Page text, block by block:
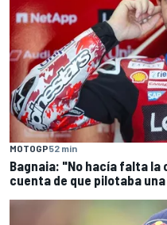
MOTOGP52 min
Bagnaia: "No hacía falta la
cuenta de que pilotaba